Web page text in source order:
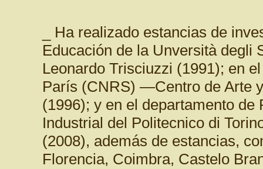
_ Ha realizado estancias de
Educación de la Unversità degli
Leonardo Trisciuzzi (1991); en
París (CNRS) —Centro de Arte
(1996); y en el departamento
Industrial del Politecnico di
(2008), además de estancias,
Florencia, Coimbra, Castelo